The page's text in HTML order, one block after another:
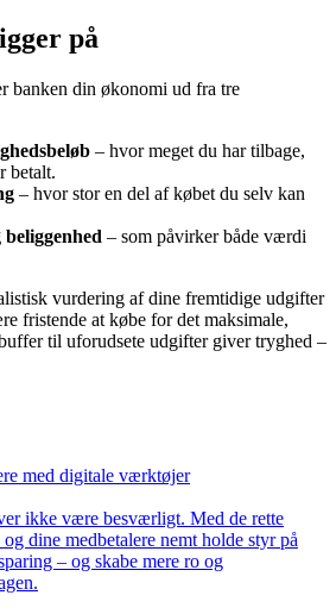
på
banken din økonomi ud fra tre
– hvor meget du har tilbage,
betalt.
– hvor stor en del af købet du selv kan
beliggenhed – som påvirker både værdi
vurdering af dine fremtidige udgifter
fristende at købe for det maksimale,
til uforudsete udgifter giver tryghed –
med digitale værktøjer
ikke være besværligt. Med de rette
dine medbetalere nemt holde styr på
– og skabe mere ro og